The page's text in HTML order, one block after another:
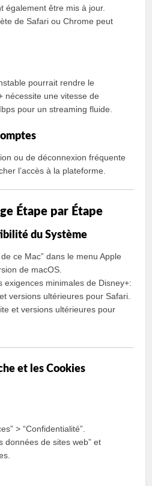
également être mis à jour.
de Safari ou Chrome peut
pourrait rendre le
nécessite une vitesse de
pour un streaming fluide.
ou de déconnexion fréquente
l’accès à la plateforme.
Étape par Étape
du Système
ce Mac” dans le menu Apple
de macOS.
exigences minimales de Disney+:
versions ultérieures pour Safari.
et versions ultérieures pour
et les Cookies
> “Confidentialité”.
données de sites web” et